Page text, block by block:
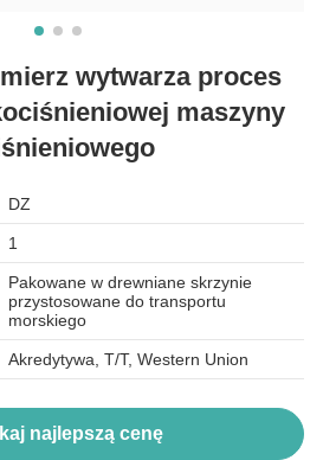
wytwarza proces
maszyny
DZ
1
Pakowane w drewniane skrzynie
przystosowane do transportu
morskiego
Akredytywa, T/T, Western Union
najlepszą cenę